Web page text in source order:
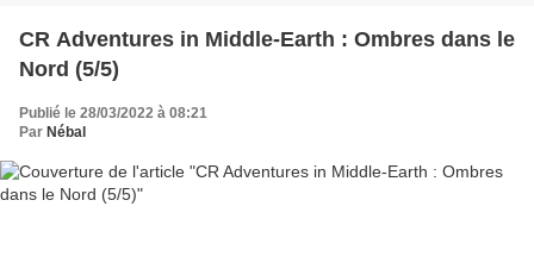
CR Adventures in Middle-Earth : Ombres dans le
Nord (5/5)
Publié le 28/03/2022 à 08:21
Par Nébal